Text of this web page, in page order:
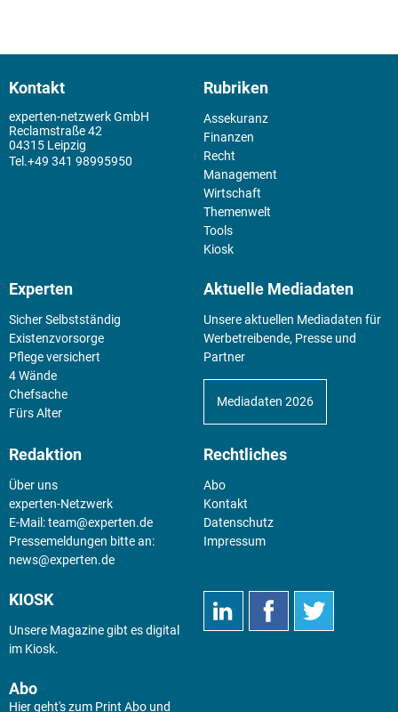
Kontakt
experten-netzwerk GmbH
Reclamstraße 42
04315 Leipzig
+49 341 98995950
Rubriken
Assekuranz
Finanzen
Recht
Management
Wirtschaft
Themenwelt
Tools
Kiosk
Experten
Sicher Selbstständig
Existenz­vorsorge
Pflege versichert
4 Wände
Chefsache
Fürs Alter
Aktuelle Mediadaten
Unsere aktuellen Mediadaten für
Werbetreibende, Presse und
Partner
Mediadaten 2026
Redaktion
Über uns
experten-Netzwerk
E-Mail:team@experten.de
Pressemeldungen bitte an:
news@experten.de
Rechtliches
Abo
Kontakt
Datenschutz
Impressum
KIOSK
Unsere Magazine gibt es digital
im Kiosk.
Abo
Hier geht's zum Print Abo und